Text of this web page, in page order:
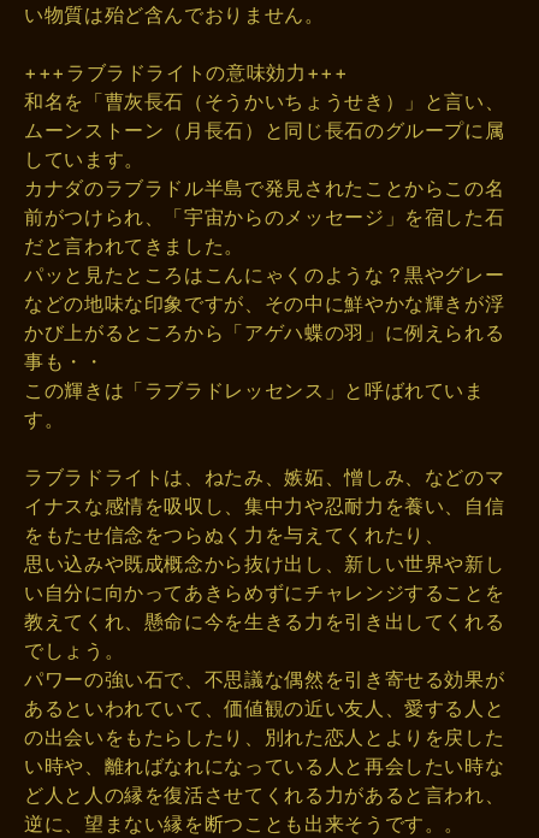
い物質は殆ど含んでおりません。
+++ラブラドライトの意味効力+++
和名を「曹灰長石（そうかいちょうせき）」と言い、
ムーンストーン（月長石）と同じ長石のグループに属
しています。
カナダのラブラドル半島で発見されたことからこの名
前がつけられ、「宇宙からのメッセージ」を宿した石
だと言われてきました。
パッと見たところはこんにゃくのような？黒やグレー
などの地味な印象ですが、その中に鮮やかな輝きが浮
かび上がるところから「アゲハ蝶の羽」に例えられる
事も・・
この輝きは「ラブラドレッセンス」と呼ばれていま
す。
ラブラドライトは、ねたみ、嫉妬、憎しみ、などのマ
イナスな感情を吸収し、集中力や忍耐力を養い、自信
をもたせ信念をつらぬく力を与えてくれたり、
思い込みや既成概念から抜け出し、新しい世界や新し
い自分に向かってあきらめずにチャレンジすることを
教えてくれ、懸命に今を生きる力を引き出してくれる
でしょう。
パワーの強い石で、不思議な偶然を引き寄せる効果が
あるといわれていて、価値観の近い友人、愛する人と
の出会いをもたらしたり、別れた恋人とよりを戻した
い時や、離ればなれになっている人と再会したい時な
ど人と人の縁を復活させてくれる力があると言われ、
逆に、望まない縁を断つことも出来そうです。。